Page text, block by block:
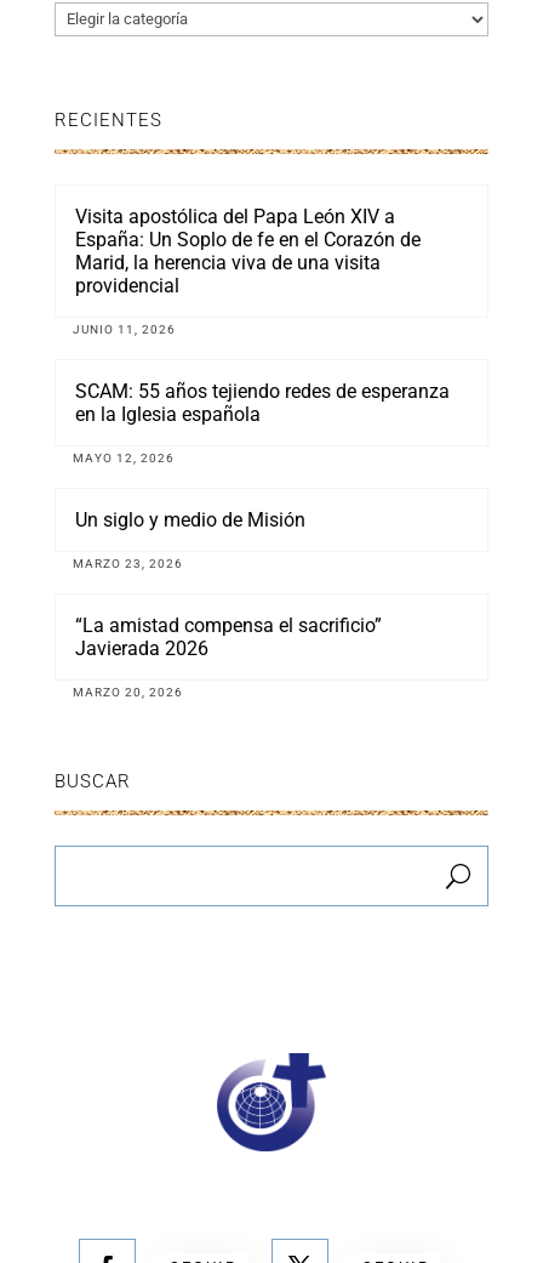
Categorías
RECIENTES
Visita apostólica del Papa León XIV a
España: Un Soplo de fe en el Corazón de
Marid, la herencia viva de una visita
providencial
JUNIO 11, 2026
SCAM: 55 años tejiendo redes de esperanza
en la Iglesia española
MAYO 12, 2026
Un siglo y medio de Misión
MARZO 23, 2026
“La amistad compensa el sacrificio”
Javierada 2026
MARZO 20, 2026
BUSCAR